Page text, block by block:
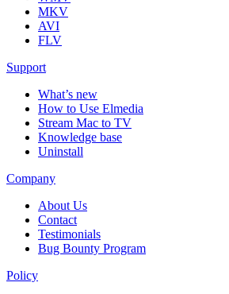
MKV
AVI
FLV
Support
What’s new
How to Use Elmedia
Stream Mac to TV
Knowledge base
Uninstall
Company
About Us
Contact
Testimonials
Bug Bounty Program
Policy